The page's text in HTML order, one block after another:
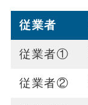
従業者
従業者①
従業者②